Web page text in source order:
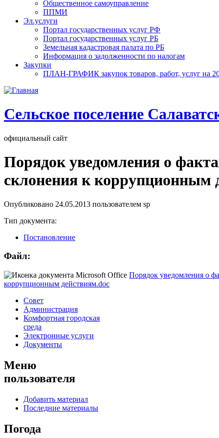
Общественное самоуправление
ППМИ
Эл.услуги
Портал государственных услуг РФ
Портал государственных услуг РБ
Земельная кадастровая палата по РБ
Информация о задолженности по налогам
Закупки
ПЛАН-ГРАФИК закупок товаров, работ, услуг на
Cельское поселение
официальный сайт
Порядок уведомления о
склонения к коррупционным
Опубликовано 24.05.2013 пользователем sp
Тип документа:
Постановление
Файл:
Порядок уведомления о
коррупционным действиям.doc
Совет
Администрация
Комфортная городская
среда
Электронные услуги
Документы
Меню
пользователя
Добавить материал
Последние материалы
Погода